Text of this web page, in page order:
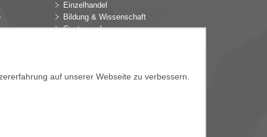
Einzelhandel
Bildung & Wissenschaft
Gastgewerbe
Gartenbau
auf unserer Webseite zu verbessern.